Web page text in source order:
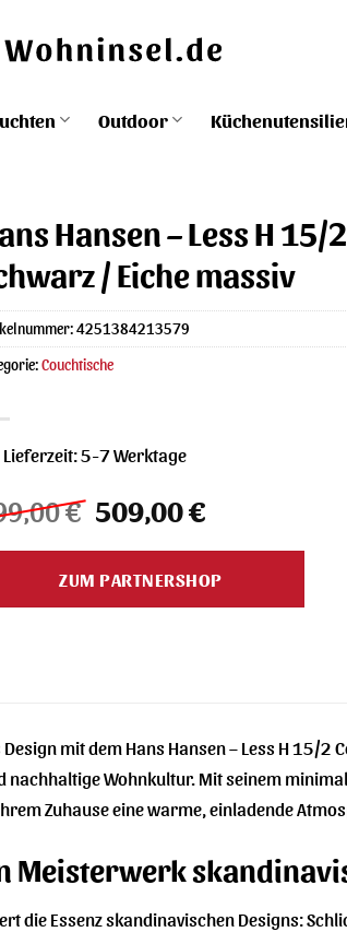
Outdoor
Hansen – Less H
/ Eiche massiv
€ Ursprünglicher
Preis
599,00 €
509,00€Aktueller
509,00 €.
Lieferzeit: 5-7 Werktage
ZUM PARTNERSHOP
4251384213579
Couchtische
mit dem Hans Hansen – Less H 15/
nachhaltige Wohnkultur. Mit seinem
Zuhause eine warme, einladende
Meisterwerk
die Essenz skandinavischen Designs: